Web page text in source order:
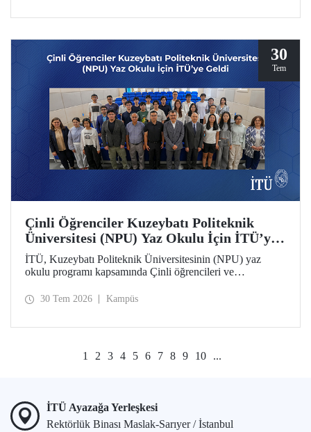
30
Tem
Çinli Öğrenciler Kuzeybatı Politeknik
Üniversitesi (NPU) Yaz Okulu İçin İTÜ’ye
Geldi
İTÜ, Kuzeybatı Politeknik Üniversitesinin (NPU) yaz
okulu programı kapsamında Çinli öğrencileri ve
30 Tem 2026 Kampüs
1 2 3 4 5 6 7 8 9 10 ...
İTÜ Ayazağa Yerleşkesi
Rektörlük Binası Maslak-Sarıyer / İstanbul